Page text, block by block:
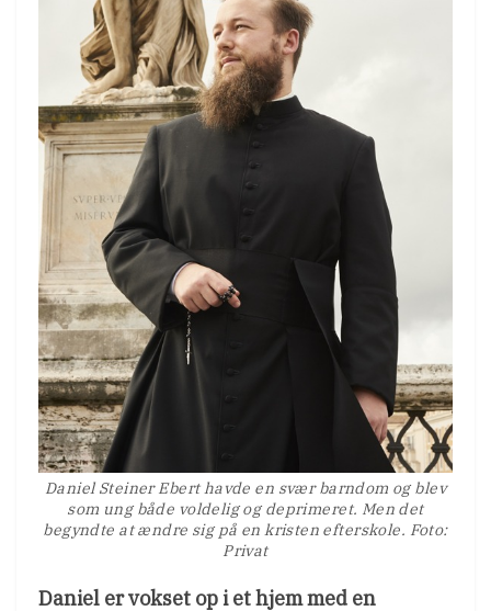
Daniel Steiner Ebert havde en svær barndom og blev
som ung både voldelig og deprimeret. Men det
begyndte at ændre sig på en kristen efterskole. Foto:
Privat
Daniel er vokset op i et hjem med en